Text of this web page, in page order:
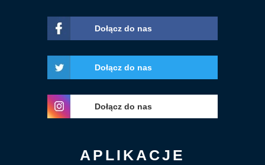
Dołącz do nas
Dołącz do nas
Dołącz do nas
APLIKACJE